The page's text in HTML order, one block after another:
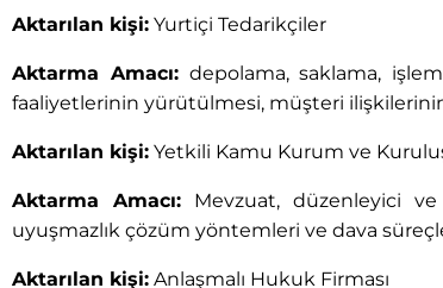
Aktarılan kişi: Yurtiçi Tedarikçiler
Aktarma Amacı:depolama, saklama,
faaliyetlerinin yürütülmesi, müşteri
Aktarılan kişi: Yetkili Kamu Kurum ve
Aktarma Amacı:Mevzuat, düzenleyici ve
uyuşmazlık çözüm yöntemleri ve dava
Aktarılan kişi: Anlaşmalı Hukuk Firması